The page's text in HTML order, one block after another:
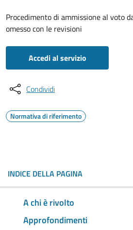
Procedimento di ammissione al voto
omesso con le revisioni
Accedi al servizio
Condividi
Normativa di riferimento
INDICE DELLA PAGINA
A chi è rivolto
Approfondimenti